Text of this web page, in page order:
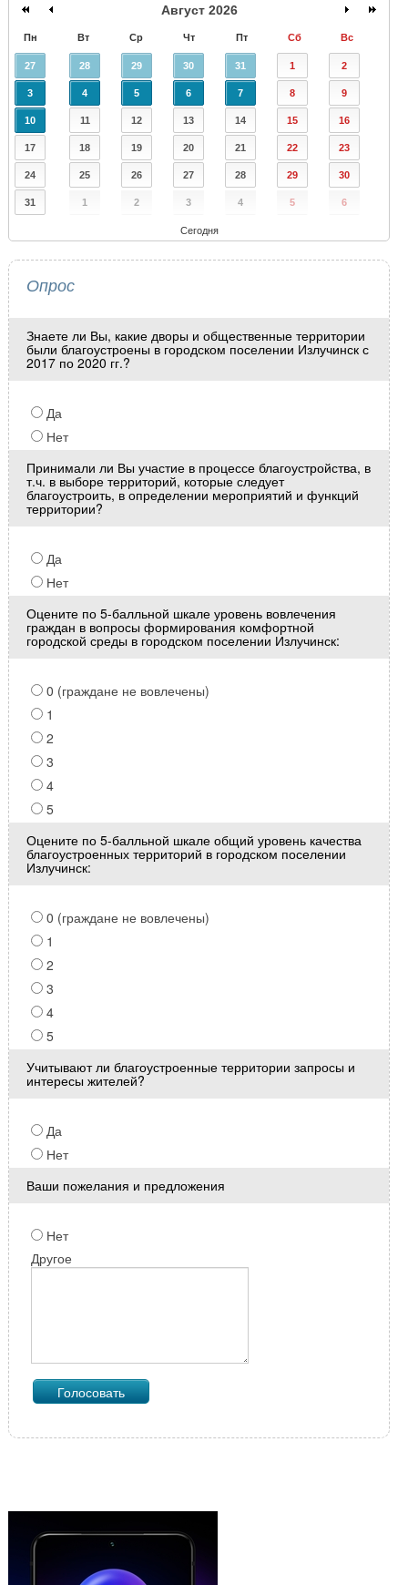
Август 2026
Пн Вт Ср Чт Пт Сб Вс
27 28 29 30 31 1 2
3 4 5 6 7 8 9
10 11 12 13 14 15 16
17 18 19 20 21 22 23
24 25 26 27 28 29 30
31 1 2 3 4 5 6
Сегодня
Опрос
Знаете ли Вы, какие дворы и общественные территории
были благоустроены в городском поселении Излучинск с
2017 по 2020 гг.?
Да
Нет
Принимали ли Вы участие в процессе благоустройства, в
т.ч. в выборе территорий, которые следует
благоустроить, в определении мероприятий и функций
территории?
Да
Нет
Оцените по 5-балльной шкале уровень вовлечения
граждан в вопросы формирования комфортной
городской среды в городском поселении Излучинск:
0 (граждане не вовлечены)
1
2
3
4
5
Оцените по 5-балльной шкале общий уровень качества
благоустроенных территорий в городском поселении
Излучинск:
0 (граждане не вовлечены)
1
2
3
4
5
Учитывают ли благоустроенные территории запросы и
интересы жителей?
Да
Нет
Ваши пожелания и предложения
Нет
Другое